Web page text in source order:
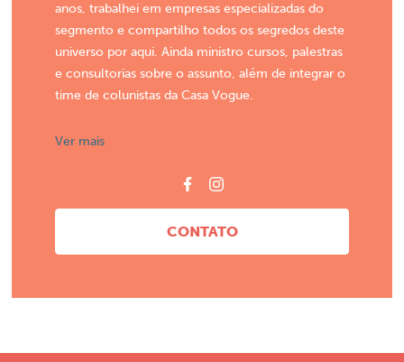
anos, trabalhei em empresas especializadas do
segmento e compartilho todos os segredos deste
universo por aqui. Ainda ministro cursos, palestras
e consultorias sobre o assunto, além de integrar o
time de colunistas da Casa Vogue.
Ver mais
CONTATO